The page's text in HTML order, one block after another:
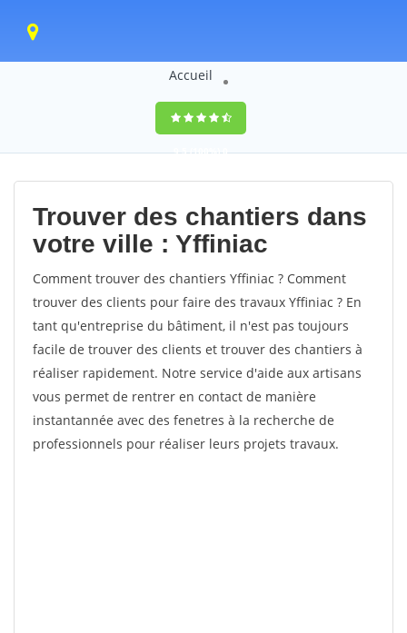
Accueil
9,5(100%)0
votes
Trouver des chantiers dans
votre ville : Yffiniac
Comment trouver des chantiers Yffiniac ? Comment
trouver des clients pour faire des travaux Yffiniac ? En
tant qu'entreprise du bâtiment, il n'est pas toujours
facile de trouver des clients et trouver des chantiers à
réaliser rapidement. Notre service d'aide aux artisans
vous permet de rentrer en contact de manière
instantannée avec des fenetres à la recherche de
professionnels pour réaliser leurs projets travaux.